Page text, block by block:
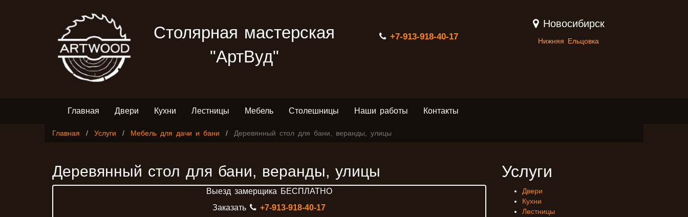
Столярная мастерская
"АртВуд"
+7-913-918-40-17
Новосибирск
Нижняя Ельцовка
Главная Двери Кухни Лестницы Мебель Столешницы Наши работы Контакты
Главная Услуги Мебель для дачи и бани ​Деревянный стол для бани​, веранды, улицы
​Деревянный стол для бани​, веранды, улицы
Выезд замерщика БЕСПЛАТНО
Заказать
+7-913-918-40-17
Услуги
Двери
Кухни
Лестницы